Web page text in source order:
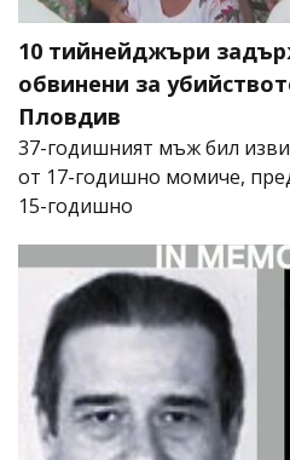
10 тийнейджъри
обвинени за
Пловдив
37-годишният мъж бил
от 17-годишно момиче,
15-годишно